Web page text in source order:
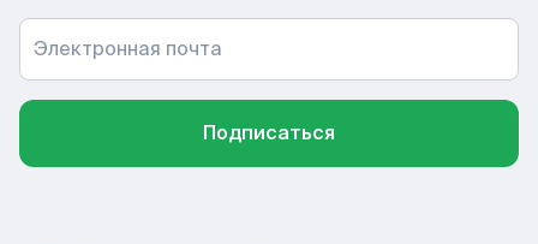
Электронная почта
Подписаться